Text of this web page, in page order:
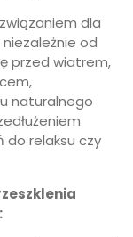
dla
od
przed wiatrem,
naturalnego
relaksu czy